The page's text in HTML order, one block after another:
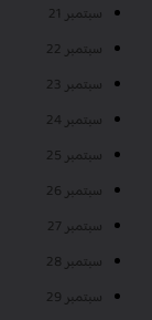
سبتمبر 21
سبتمبر 22
سبتمبر 23
سبتمبر 24
سبتمبر 25
سبتمبر 26
سبتمبر 27
سبتمبر 28
سبتمبر 29